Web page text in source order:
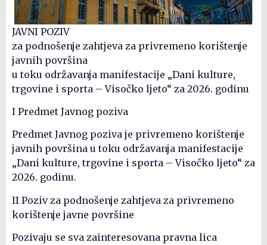
JAVNI POZIV
za podnošenje zahtjeva za privremeno korištenje
javnih površina
u toku održavanja manifestacije „Dani kulture,
trgovine i sporta – Visočko ljeto“ za 2026. godinu
I Predmet Javnog poziva
Predmet Javnog poziva je privremeno korištenje
javnih površina u toku održavanja manifestacije
„Dani kulture, trgovine i sporta – Visočko ljeto“ za
2026. godinu.
II Poziv za podnošenje zahtjeva za privremeno
korištenje javne površine
Pozivaju se sva zainteresovana pravna lica